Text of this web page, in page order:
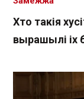
Хто такія
вырашылі іх